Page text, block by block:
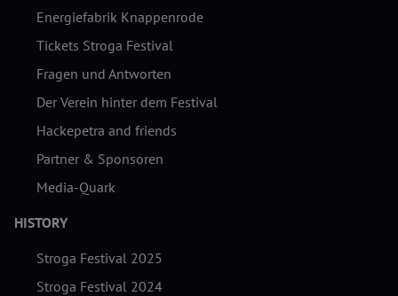
Energiefabrik Knappenrode
Tickets Stroga Festival
Fragen und Antworten
Der Verein hinter dem Festival
Hackepetra and friends
Partner & Sponsoren
Media-Quark
HISTORY
Stroga Festival 2025
Stroga Festival 2024